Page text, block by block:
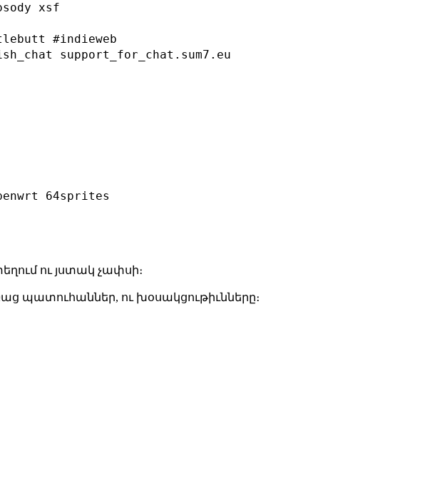
xsf
#indieweb
support_for_chat.sum7.eu
64sprites
ու յստակ չափսի։
պատուհաններ, ու խօսակցութիւնները։